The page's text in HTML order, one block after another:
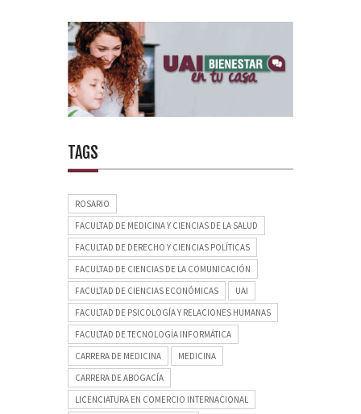
TAGS
ROSARIO
FACULTAD DE MEDICINA Y CIENCIAS DE LA SALUD
FACULTAD DE DERECHO Y CIENCIAS POLÍTICAS
FACULTAD DE CIENCIAS DE LA COMUNICACIÓN
FACULTAD DE CIENCIAS ECONÓMICAS
UAI
FACULTAD DE PSICOLOGÍA Y RELACIONES HUMANAS
FACULTAD DE TECNOLOGÍA INFORMÁTICA
CARRERA DE MEDICINA
MEDICINA
CARRERA DE ABOGACÍA
LICENCIATURA EN COMERCIO INTERNACIONAL